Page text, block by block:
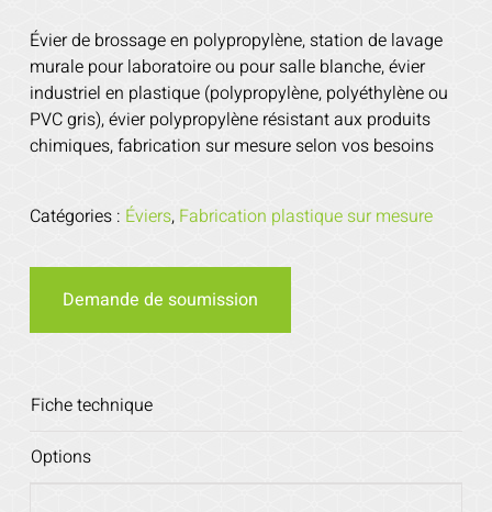
Évier de brossage en polypropylène, station de lavage
murale pour laboratoire ou pour salle blanche, évier
industriel en plastique (polypropylène, polyéthylène ou
PVC gris), évier polypropylène résistant aux produits
chimiques, fabrication sur mesure selon vos besoins
Catégories : Éviers, Fabrication plastique sur mesure
Demande de soumission
Fiche technique
Options